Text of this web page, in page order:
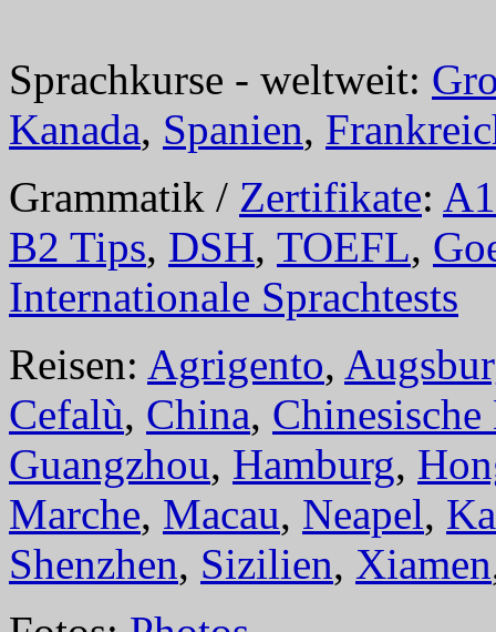
Sprachkurse - weltweit:
Kanada, Spanien,
Grammatik / Zertifikate: A1
B2 Tips, DSH, TOEFL,
Internationale Sprachtests
Reisen: Agrigento,
Cefalù, China, Chinesische
Guangzhou, Hamburg,
Marche, Macau, Neapel,
Shenzhen, Sizilien, Xiamen